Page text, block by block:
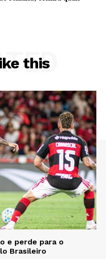
this
e perde para o
Brasileiro